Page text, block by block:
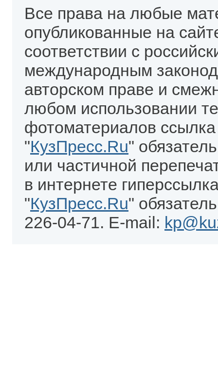
Все права на любые
опубликованные на
соответствии с
международным
авторском праве и
любом использовании
фотоматериалов
"КузПресс.Ru"
или частичной
в интернете
"КузПресс.Ru"
226-04-71. E-mail: